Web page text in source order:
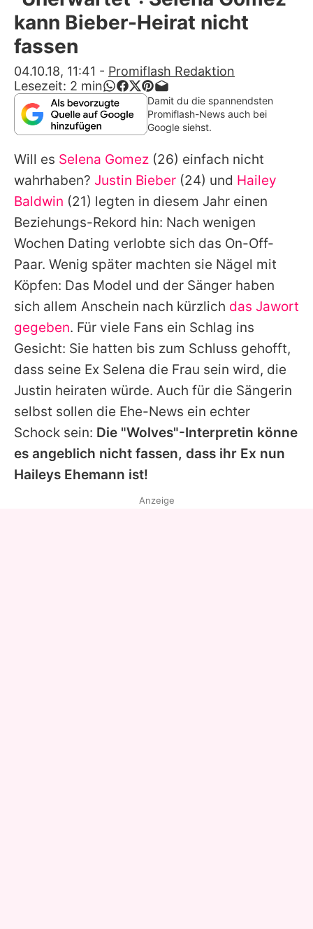
Alle Themen auf Promiflash
App runterladen
Team
Redaktionelle Richtlinien
Impressum
Datenschutzerklärung
Nutzungsbedingungen
Utiq verwalten
kann Bieber-Heirat nicht
fassen
04.10.18, 11:41 - Promiflash Redaktion
Lesezeit: 2 min
Damit du die spannendsten
Promiflash-News auch bei
Google siehst.
Will es Selena Gomez (26) einfach nicht
wahrhaben? Justin Bieber (24) und Hailey
Baldwin (21) legten in diesem Jahr einen
Beziehungs-Rekord hin: Nach wenigen
Wochen Dating verlobte sich das On-Off-
Paar. Wenig später machten sie Nägel mit
Köpfen: Das Model und der Sänger haben
sich allem Anschein nach kürzlich das Jawort
gegeben. Für viele Fans ein Schlag ins
Gesicht: Sie hatten bis zum Schluss gehofft,
dass seine Ex Selena die Frau sein wird, die
Justin heiraten würde. Auch für die Sängerin
selbst sollen die Ehe-News ein echter
Schock sein: Die "Wolves"-Interpretin könne
es angeblich nicht fassen, dass ihr Ex nun
Haileys Ehemann ist!
Anzeige